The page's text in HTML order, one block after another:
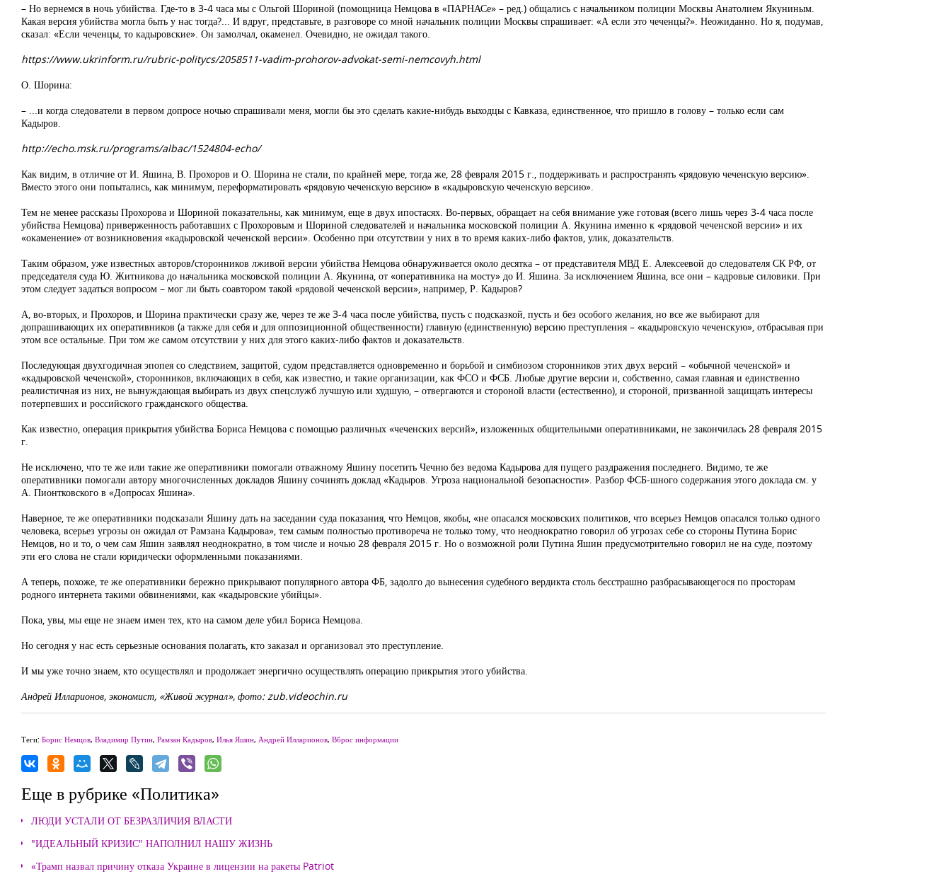
– Но вернемся в ночь убийства. Где-то в 3-4 часа мы с Ольгой Шориной (помощница Немцова в «ПАРНАСе» – ред.) общались с начальником полиции Москвы Анатолием Якуниным.
Какая версия убийства могла быть у нас тогда?... И вдруг, представьте, в разговоре со мной начальник полиции Москвы спрашивает: «А если это чеченцы?». Неожиданно. Но я, подумав,
сказал: «Если чеченцы, то кадыровские». Он замолчал, окаменел. Очевидно, не ожидал такого.
https://www.ukrinform.ru/rubric-politycs/2058511-vadim-prohorov-advokat-semi-nemcovyh.html
О. Шорина:
– ...и когда следователи в первом допросе ночью спрашивали меня, могли бы это сделать какие-нибудь выходцы с Кавказа, единственное, что пришло в голову – только если сам
Кадыров.
http://echo.msk.ru/programs/albac/1524804-echo/
Как видим, в отличие от И. Яшина, В. Прохоров и О. Шорина не стали, по крайней мере, тогда же, 28 февраля 2015 г., поддерживать и распространять «рядовую чеченскую версию».
Вместо этого они попытались, как минимум, переформатировать «рядовую чеченскую версию» в «кадыровскую чеченскую версию».
Тем не менее рассказы Прохорова и Шориной показательны, как минимум, еще в двух ипостасях. Во-первых, обращает на себя внимание уже готовая (всего лишь через 3-4 часа после
убийства Немцова) приверженность работавших с Прохоровым и Шориной следователей и начальника московской полиции А. Якунина именно к «рядовой чеченской версии» и их
«окаменение» от возникновения «кадыровской чеченской версии». Особенно при отсутствии у них в то время каких-либо фактов, улик, доказательств.
Таким образом, уже известных авторов/сторонников лживой версии убийства Немцова обнаруживается около десятка – от представителя МВД Е. Алексеевой до следователя СК РФ, от
председателя суда Ю. Житникова до начальника московской полиции А. Якунина, от «оперативника на мосту» до И. Яшина. За исключением Яшина, все они – кадровые силовики. При
этом следует задаться вопросом – мог ли быть соавтором такой «рядовой чеченской версии», например, Р. Кадыров?
А, во-вторых, и Прохоров, и Шорина практически сразу же, через те же 3-4 часа после убийства, пусть с подсказкой, пусть и без особого желания, но все же выбирают для
допрашивающих их оперативников (а также для себя и для оппозиционной общественности) главную (единственную) версию преступления – «кадыровскую чеченскую», отбрасывая при
этом все остальные. При том же самом отсутствии у них для этого каких-либо фактов и доказательств.
Последующая двухгодичная эпопея со следствием, защитой, судом представляется одновременно и борьбой и симбиозом сторонников этих двух версий – «обычной чеченской» и
«кадыровской чеченской», сторонников, включающих в себя, как известно, и такие организации, как ФСО и ФСБ. Любые другие версии и, собственно, самая главная и единственно
реалистичная из них, не вынуждающая выбирать из двух спецслужб лучшую или худшую, – отвергаются и стороной власти (естественно), и стороной, призванной защищать интересы
потерпевших и российского гражданского общества.
Как известно, операция прикрытия убийства Бориса Немцова с помощью различных «чеченских версий», изложенных общительными оперативниками, не закончилась 28 февраля 2015
г.
Не исключено, что те же или такие же оперативники помогали отважному Яшину посетить Чечню без ведома Кадырова для пущего раздражения последнего. Видимо, те же
оперативники помогали автору многочисленных докладов Яшину сочинять доклад «Кадыров. Угроза национальной безопасности». Разбор ФСБ-шного содержания этого доклада см. у
А. Пионтковского в «Допросах Яшина».
Наверное, те же оперативники подсказали Яшину дать на заседании суда показания, что Немцов, якобы, «не опасался московских политиков, что всерьез Немцов опасался только одного
человека, всерьез угрозы он ожидал от Рамзана Кадырова», тем самым полностью противореча не только тому, что неоднократно говорил об угрозах себе со стороны Путина Борис
Немцов, но и то, о чем сам Яшин заявлял неоднократно, в том числе и ночью 28 февраля 2015 г. Но о возможной роли Путина Яшин предусмотрительно говорил не на суде, поэтому
эти его слова не стали юридически оформленными показаниями.
А теперь, похоже, те же оперативники бережно прикрывают популярного автора ФБ, задолго до вынесения судебного вердикта столь бесстрашно разбрасывающегося по просторам
родного интернета такими обвинениями, как «кадыровские убийцы».
Пока, увы, мы еще не знаем имен тех, кто на самом деле убил Бориса Немцова.
Но сегодня у нас есть серьезные основания полагать, кто заказал и организовал это преступление.
И мы уже точно знаем, кто осуществлял и продолжает энергично осуществлять операцию прикрытия этого убийства.
Андрей Илларионов, экономист, «Живой журнал», фото: zub.videochin.ru
Теги: Борис Немцов, Владимир Путин, Рамзан Кадыров, Илья Яшин, Андрей Илларионов, Вброс информации
Еще в рубрике «Политика»
ЛЮДИ УСТАЛИ ОТ БЕЗРАЗЛИЧИЯ ВЛАСТИ
"ИДЕАЛЬНЫЙ КРИЗИС" НАПОЛНИЛ НАШУ ЖИЗНЬ
«Трамп назвал причину отказа Украине в лицензии на ракеты Patriot